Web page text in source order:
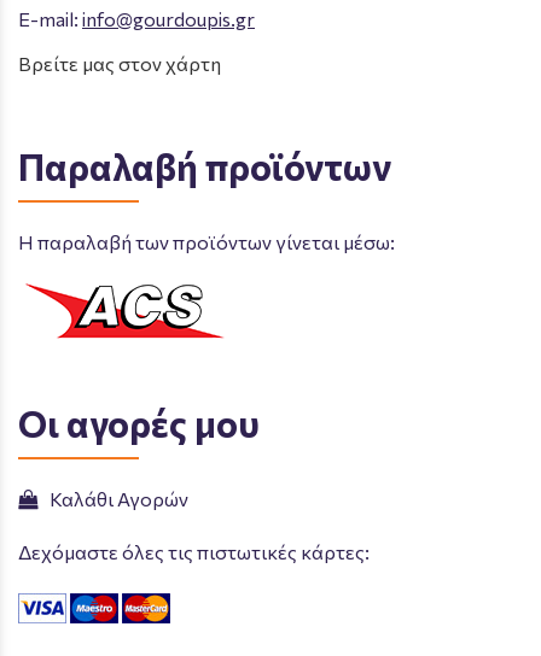
E-mail: info@gourdoupis.gr
Βρείτε μας στον χάρτη
Παραλαβή προϊόντων
Η παραλαβή των προϊόντων γίνεται μέσω:
Οι αγορές μου
Καλάθι Αγορών
Δεχόμαστε όλες τις πιστωτικές κάρτες: